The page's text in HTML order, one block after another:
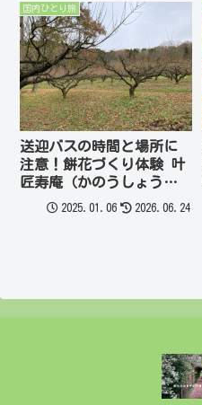
国内ひとり旅
送迎バスの時間と場所に
注意！餅花づくり体験 叶
匠寿庵（かのうしょうじ
ゅあん）・寿長生の郷
（すないのさと）へ ②
2025.01.06 2026.06.24